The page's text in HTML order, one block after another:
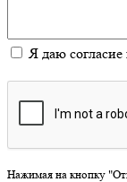
Я даю согласие
Нажимая на кнопку